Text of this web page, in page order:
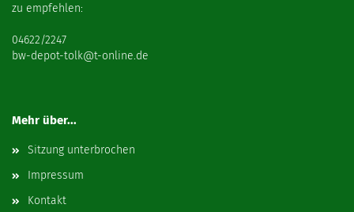
zu empfehlen:
04622/2247
bw-depot-tolk@t-online.de
Mehr über...
Sitzung unterbrochen
Impressum
Kontakt